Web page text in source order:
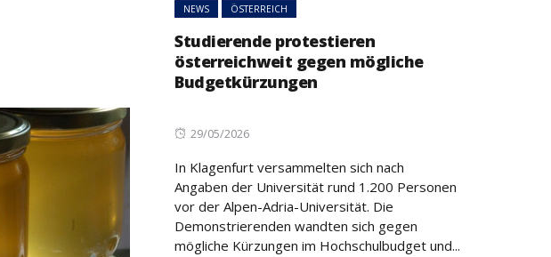
NEWS ÖSTERREICH
Studierende protestieren
österreichweit gegen mögliche
Budgetkürzungen
Posted
29/05/2026
In Klagenfurt versammelten sich nach
Angaben der Universität rund 1.200 Personen
vor der Alpen-Adria-Universität. Die
Demonstrierenden wandten sich gegen
mögliche Kürzungen im Hochschulbudget und...